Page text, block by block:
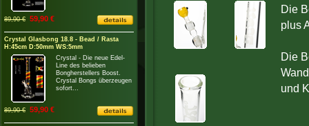
Die
plus
Die
und
89,90 € 59,90 €
Crystal Glasbong 18.8 - Bead / Rasta
H:45cm D:50mm WS:5mm
Crystal - Die neue Edel-
Line des belieben
Bongherstellers Boost.
Crystal Bongs überzeugen
sofort...
89,90 € 59,90 €